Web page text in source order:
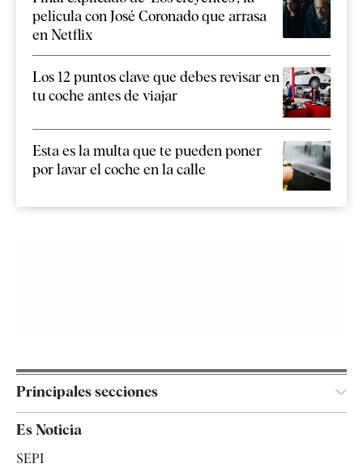
película con José Coronado que arrasa
en Netflix
Los 12 puntos clave que debes revisar en
tu coche antes de viajar
Esta es la multa que te pueden poner
por lavar el coche en la calle
Principales secciones
España
Es Noticia
SEPI